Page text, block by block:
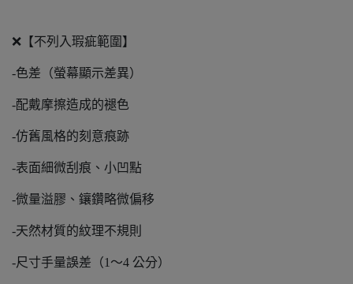
❌【不列入瑕疵範圍】
-色差（螢幕顯示差異）
-配戴摩擦造成的褪色
-仿舊風格的刻意痕跡
-表面細微刮痕、小凹點
-微量溢膠、鑲鑽略微偏移
-天然材質的紋理不規則
-尺寸手量誤差（1～4 公分）